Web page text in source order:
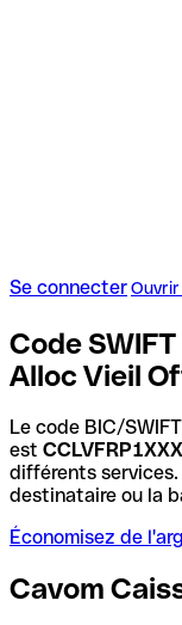
Se connecter
Code
Alloc Vieil
Le code BIC/
est CCLVFRP1XXX
différents
destinataire ou la
Économisez de
Cavom